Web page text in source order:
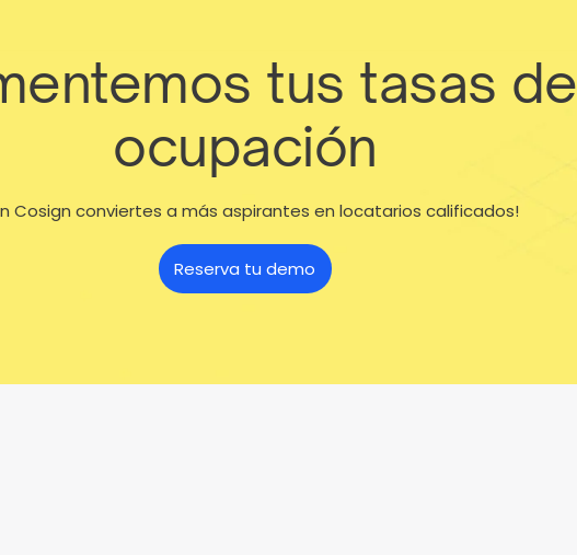
tus tasas de
ocupación
Cosign conviertes a más aspirantes en locatarios calificados!
Reserva tu demo